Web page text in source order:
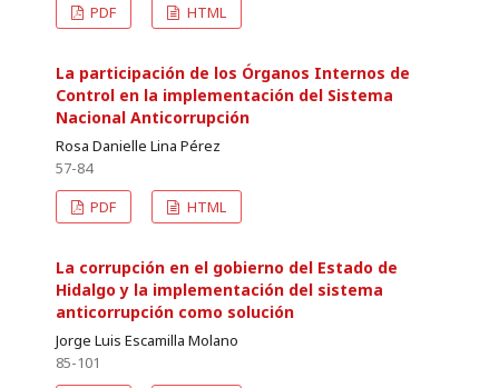
PDF
HTML
La participación de los Órganos Internos de
Control en la implementación del Sistema
Nacional Anticorrupción
Rosa Danielle Lina Pérez
57-84
PDF
HTML
La corrupción en el gobierno del Estado de
Hidalgo y la implementación del sistema
anticorrupción como solución
Jorge Luis Escamilla Molano
85-101